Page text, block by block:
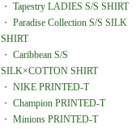
・ Tapestry LADIES S/S SHIRT
・ Paradise Collection S/S SILK
SHIRT
・ Caribbean S/S
SILK×COTTON SHIRT
・ NIKE PRINTED-T
・ Champion PRINTED-T
・ Minions PRINTED-T